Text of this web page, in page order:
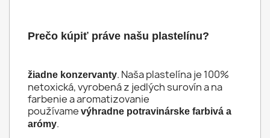
Prečo kúpiť práve našu plastelínu?
žiadne konzervanty. Naša plastelína je 100%
netoxická, vyrobená z jedlých surovín a na
farbenie a aromatizovanie
používame výhradne potravinárske farbivá a
arómy.